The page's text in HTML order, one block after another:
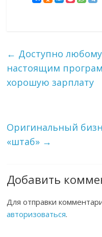
← Доступно
настоящим
хорошую зарплату
Оригинальный
«штаб» →
Добавить
Для отправки
авторизоваться.